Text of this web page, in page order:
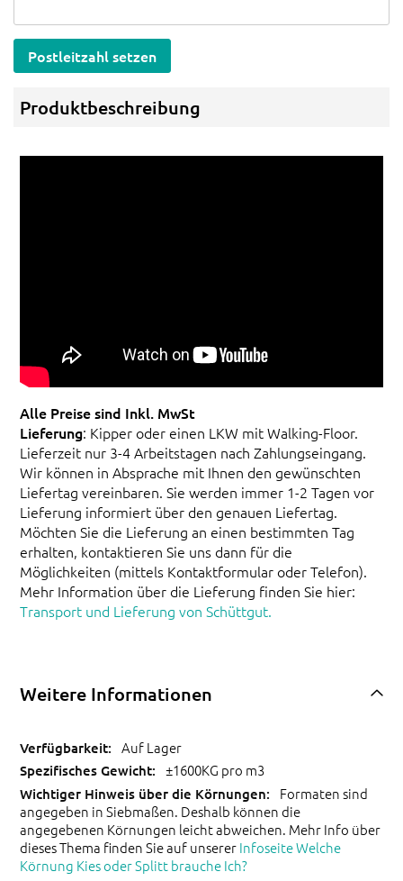
Postleitzahl setzen
Produktbeschreibung
Alle Preise sind Inkl. MwSt
Lieferung: Kipper oder einen LKW mit Walking-Floor.
Lieferzeit nur 3-4 Arbeitstagen nach Zahlungseingang.
Wir können in Absprache mit Ihnen den gewünschten
Liefertag vereinbaren. Sie werden immer 1-2 Tagen vor
Lieferung informiert über den genauen Liefertag.
Möchten Sie die Lieferung an einen bestimmten Tag
erhalten, kontaktieren Sie uns dann für die
Möglichkeiten (mittels Kontaktformular oder Telefon).
Mehr Information über die Lieferung finden Sie hier:
Transport und Lieferung von Schüttgut.
Weitere Informationen
Auf Lager
±1600KG pro m3
Formaten sind
angegeben in Siebmaßen. Deshalb können die
angegebenen Körnungen leicht abweichen. Mehr Info über
dieses Thema finden Sie auf unsererInfoseite Welche
Körnung Kies oder Splitt brauche Ich?